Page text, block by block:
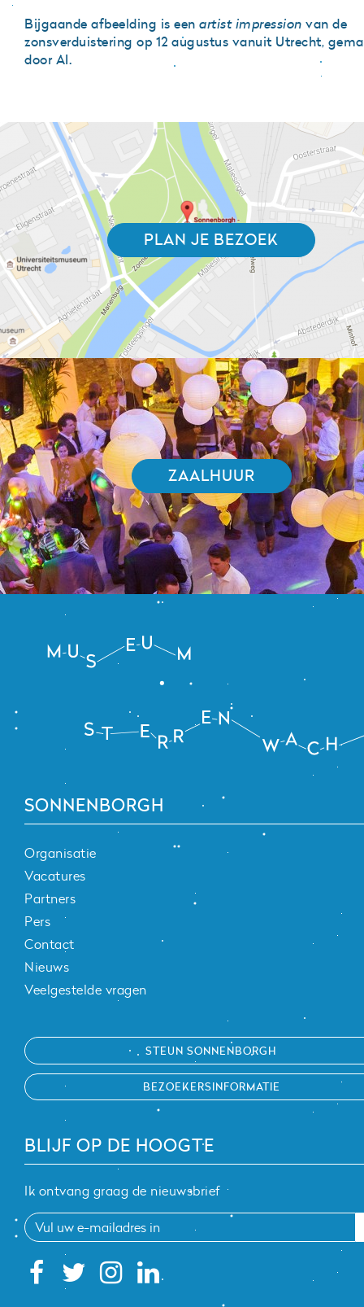
Bijgaande afbeelding is een artist impression van de
zonsverduistering op 12 augustus vanuit Utrecht,
door AI.
PLAN JE BEZOEK
ZAALHUUR
SONNENBORGH
Organisatie
Vacatures
Partners
Pers
Contact
Nieuws
Veelgestelde vragen
STEUN SONNENBORGH
BEZOEKERSINFORMATIE
BLIJF OP DE HOOGTE
Ik ontvang graag de nieuwsbrief